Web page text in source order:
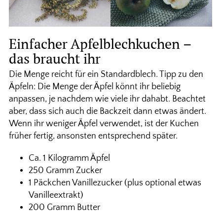
Einfacher Apfelblechkuchen –
das braucht ihr
Die Menge reicht für ein Standardblech. Tipp zu den
Äpfeln: Die Menge der Äpfel könnt ihr beliebig
anpassen, je nachdem wie viele ihr dahabt. Beachtet
aber, dass sich auch die Backzeit dann etwas ändert.
Wenn ihr weniger Äpfel verwendet, ist der Kuchen
früher fertig, ansonsten entsprechend später.
Ca. 1 Kilogramm Äpfel
250 Gramm Zucker
1 Päckchen Vanillezucker (plus optional etwas
Vanilleextrakt)
200 Gramm Butter